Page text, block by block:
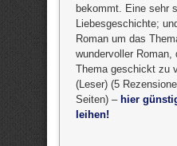
bekommt. Eine sehr
Liebesgeschichte;
Roman um das
wundervoller Roman,
Thema geschickt zu
(Leser) (5
Seiten) – hier
leihen!